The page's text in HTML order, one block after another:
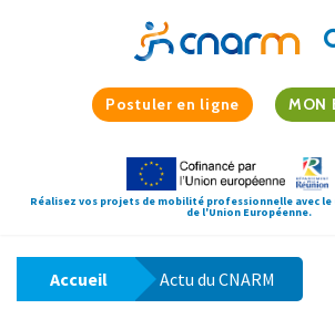
Postuler en ligne MON
Réalisez vos projets de mobilité professionnelle avec le
de l'Union Européenne.
Accueil Actu du CNARM